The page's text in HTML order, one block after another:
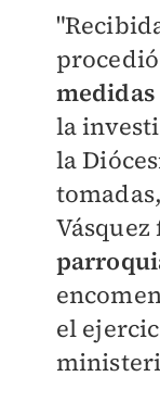
la
la
Vásquez
el